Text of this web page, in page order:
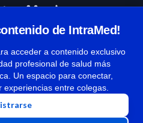
de IntraMed!
acceder a contenido exclusivo
profesional de salud más
Un espacio para conectar,
entre colegas.
y condiciones
de privacidad
| Copyright 1997-2026